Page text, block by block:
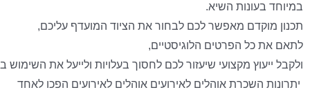
במיוחד בעונות השיא.
תכנון מוקדם מאפשר לכם לבחור את הציוד המועדף עליכם,
לתאם את כל הפרטים הלוגיסטיים,
ולקבל ייעוץ מקצועי שיעזור לכם לחסוך בעלויות ולייעל את השימוש
יתרונות השכרת אוהלים לאירועים אוהלים לאירועים הפכו לאחד